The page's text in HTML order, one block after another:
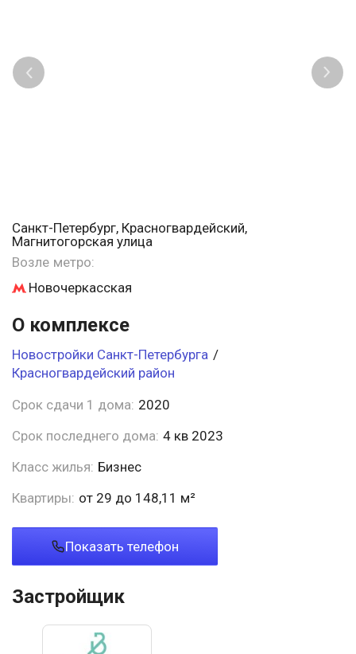
Санкт-Петербург, Красногвардейский,
Магнитогорская улица
Возле метро:
Новочеркасская
О комплексе
Новостройки Санкт-Петербурга /
Красногвардейский район
Срок сдачи 1 дома: 2020
Срок последнего дома: 4 кв 2023
Класс жилья: Бизнес
Квартиры: от 29 до 148,11 м²
Показать телефон
Застройщик